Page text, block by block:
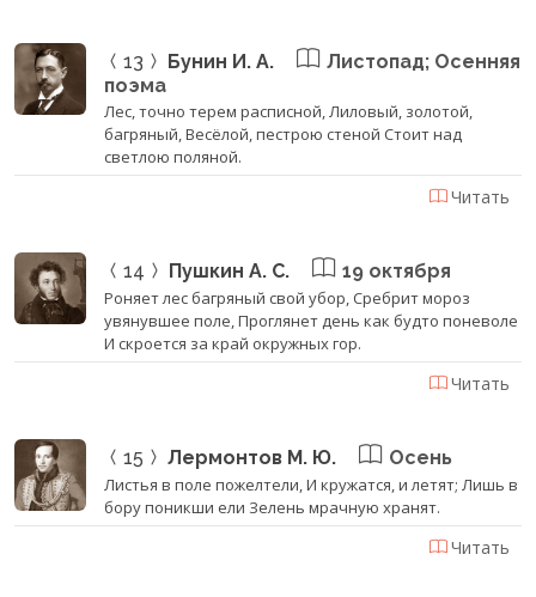
13 Бунин И. А.
Листопад; Осенняя
поэма
Лес, точно терем расписной, Лиловый, золотой,
багряный, Весёлой, пестрою стеной Стоит над
светлою поляной.
Читать
14 Пушкин А. С. 19 октября
Роняет лес багряный свой убор, Сребрит мороз
увянувшее поле, Проглянет день как будто поневоле
И скроется за край окружных гор.
Читать
15 Лермонтов М. Ю. Осень
Листья в поле пожелтели, И кружатся, и летят; Лишь в
бору поникши ели Зелень мрачную хранят.
Читать